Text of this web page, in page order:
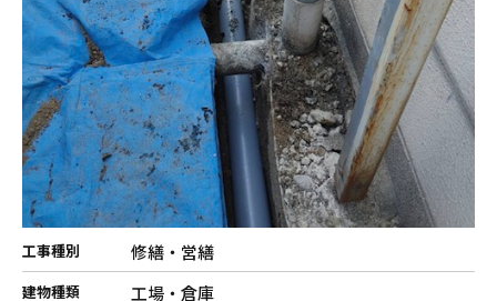
工事種別 修繕・営繕
建物種類 工場・倉庫